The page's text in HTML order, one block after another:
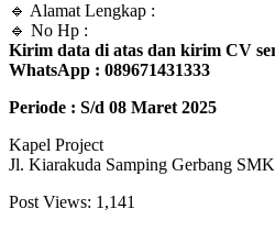
🔹 Alamat Lengkap :
🔹 No Hp :
Kirim data di atas dan kirim CV
WhatsApp : 089671431333
Periode : S/d 08 Maret 2025
Kapel Project
Jl. Kiarakuda Samping Gerbang
Post Views: 1,141